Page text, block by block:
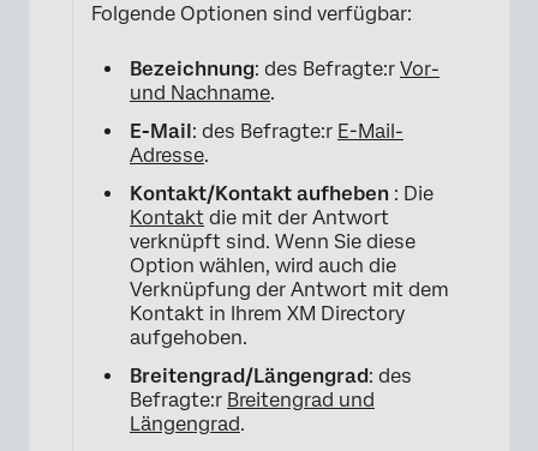
Folgende Optionen sind verfügbar:
Bezeichnung: des Befragte:r Vor-
und Nachname.
E-Mail: des Befragte:r E-Mail-
Adresse.
Kontakt/Kontakt aufheben : Die
Kontakt die mit der Antwort
verknüpft sind. Wenn Sie diese
Option wählen, wird auch die
Verknüpfung der Antwort mit dem
Kontakt in Ihrem XM Directory
aufgehoben.
Breitengrad/Längengrad: des
Befragte:r Breitengrad und
Längengrad.